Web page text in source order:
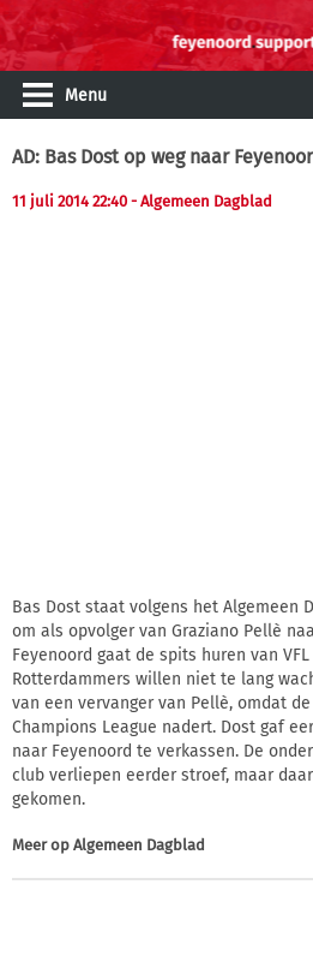
Menu
AD: Bas Dost op weg naar
11 juli 2014 22:40 - Algemeen Dagblad
Bas Dost staat volgens het Algemeen
om als opvolger van Graziano Pellè
Feyenoord gaat de spits huren van
Rotterdammers willen niet te lang
van een vervanger van Pellè, omdat
Champions League nadert. Dost gaf
naar Feyenoord te verkassen. De
club verliepen eerder stroef, maar
gekomen.
Meer op Algemeen Dagblad